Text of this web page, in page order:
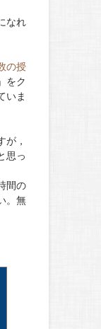
なれ
の授
をク
いま
が，
思っ
間の
。無